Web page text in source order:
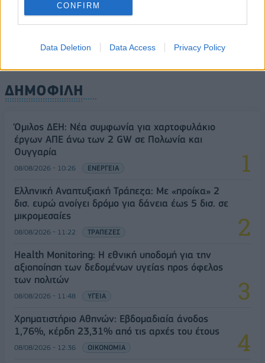
CONFIRM
Data Deletion Data Access Privacy Policy
ΔΗΜΟΦΙΛΗ
Όμιλος ΔΕΗ: Νέα συμφωνία για χαρτοφυλάκιο
έργων ΑΠΕ άνω των 2 GW σε Πολωνία και
Ουγγαρία
08/08/2026 - 10:26 ΕΝΕΡΓΕΙΑ
Ελληνική Αναπτυξιακή Τράπεζα: Με «προίκα» 2
δισ. ευρώ ανοίγει δρόμο για δάνεια έως 5 δισ. σε
μικρομεσαίες
08/08/2026 - 11:22 ΤΡΑΠΕΖΕΣ
Health Monitoring: Η εθνική υποδομή για την
αξιοποίηση των δεδομένων υγείας προς όφελος
των πολιτών
08/08/2026 - 11:48 ΥΓΕΙΑ
Χρηματιστήριο Αθηνών: Εβδομαδιαία άνοδος
1,76%, κέρδη 23,31% από τις αρχές του έτους
08/08/2026 - 12:36 ΟΙΚΟΝΟΜΙΑ